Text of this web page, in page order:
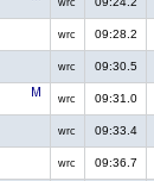
wrc
wrc 09:28.2
wrc 09:30.5
wrc 09:31.0
wrc 09:33.4
wrc 09:36.7